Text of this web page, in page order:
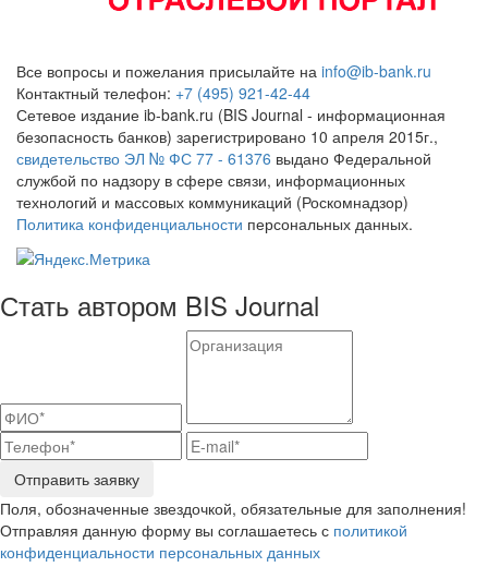
Все вопросы и пожелания присылайте на info@ib-bank.ru
Контактный телефон: +7 (495) 921-42-44
Сетевое издание ib-bank.ru (BIS Journal - информационная
безопасность банков) зарегистрировано 10 апреля 2015г.,
свидетельство ЭЛ № ФС 77 - 61376 выдано Федеральной
службой по надзору в сфере связи, информационных
технологий и массовых коммуникаций (Роскомнадзор)
Политика конфиденциальности персональных данных.
Стать автором BIS Journal
Отправить заявку
Поля, обозначенные звездочкой, обязательные для заполнения!
Отправляя данную форму вы соглашаетесь с политикой
конфиденциальности персональных данных